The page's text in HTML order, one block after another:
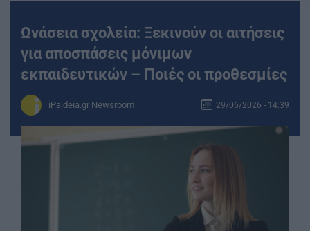
Ωνάσεια σχολεία: Ξεκινούν οι αιτήσεις
για αποσπάσεις μόνιμων
εκπαιδευτικών – Ποιές οι προθεσμίες
iPaideia.gr Newsroom 29/06/2026 - 14:39